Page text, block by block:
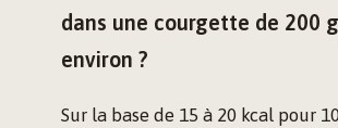
dans une courgette de 200
environ ?
Sur la base de 15 à 20 kcal pour